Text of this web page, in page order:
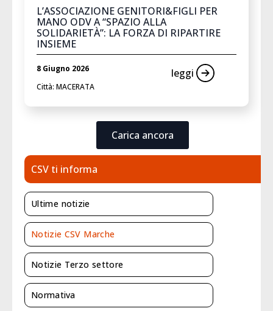
L’ASSOCIAZIONE GENITORI&FIGLI PER
MANO ODV A “SPAZIO ALLA
SOLIDARIETÀ”: LA FORZA DI RIPARTIRE
INSIEME
8 Giugno 2026
Città: MACERATA
leggi
Carica ancora
CSV ti informa
Ultime notizie
Notizie CSV Marche
Notizie Terzo settore
Normativa